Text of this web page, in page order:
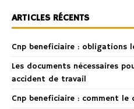
ARTICLES RÉCENTS
Cnp beneficiaire : obligations
Les documents nécessaires
accident de travail
Cnp beneficiaire : comment